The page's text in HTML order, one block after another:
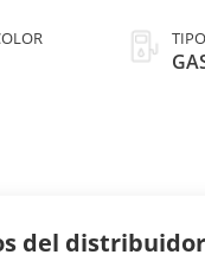
del distribuidor